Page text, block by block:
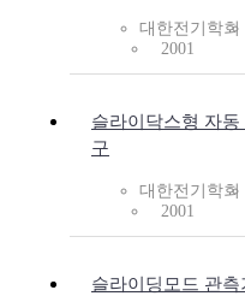
대한전기학회
2001
슬라이닥스형 자
구
대한전기학회
2001
슬라이딩모드 관